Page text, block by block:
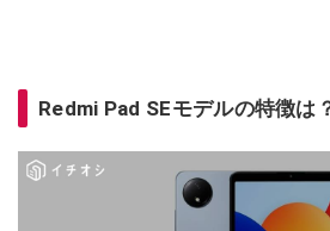
Redmi Pad SEモデルの特徴は